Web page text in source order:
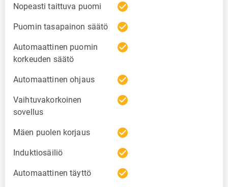
Nopeasti taittuva puomi check_circle
Puomin tasapainon säätö check_circle
Automaattinen puomin
korkeuden säätö
check_circle
Automaattinen ohjaus check_circle
Vaihtuvakorkoinen
sovellus
check_circle
Mäen puolen korjaus check_circle
Induktiosäiliö check_circle
Automaattinen täyttö check_circle